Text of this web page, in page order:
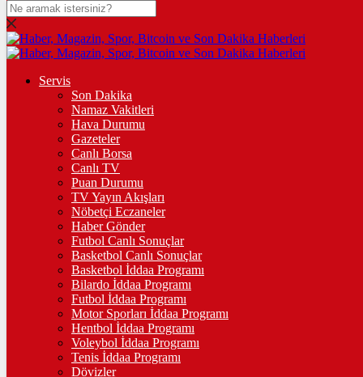
DOLAR
47,5973$% 0.06
% -0.14
STERLİN
% 0.12
GRAM ALTIN
%-0,28
ÇEYREK ALTIN
10.599,00%0,32
TAM ALTIN
42.216,00%0,33
%-0,45
Servis
Son Dakika
Namaz Vakitleri
Hava Durumu
Gazeteler
Canlı Borsa
Canlı TV
Puan Durumu
TV Yayın Akışları
Nöbetçi Eczaneler
Haber Gönder
Futbol Canlı Sonuçlar
Basketbol Canlı Sonuçlar
Basketbol İddaa Programı
Bilardo İddaa Programı
Futbol İddaa Programı
Motor Sporları İddaa Programı
Hentbol İddaa Programı
Voleybol İddaa Programı
Tenis İddaa Programı
Dövizler